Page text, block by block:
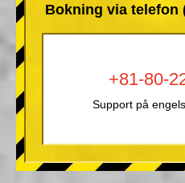
Bokning via telefon
+81-80-
Support på